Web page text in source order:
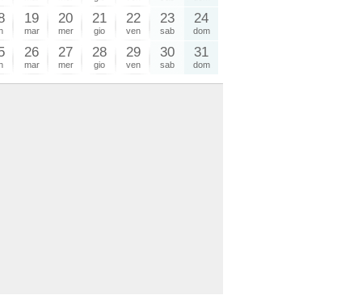
19
mar
20
mer
21
gio
22
ven
23
sab
24
dom
26
mar
27
mer
28
gio
29
ven
30
sab
31
dom